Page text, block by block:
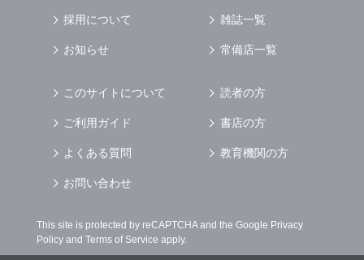
採用について
お知らせ
雑誌一覧
常備店一覧
このサイトについて
ご利用ガイド
よくある質問
お問い合わせ
読者の方
書店の方
教育機関の方
This site is protected by reCAPTCHA and the Google Privacy
Policyand Terms of Service apply.